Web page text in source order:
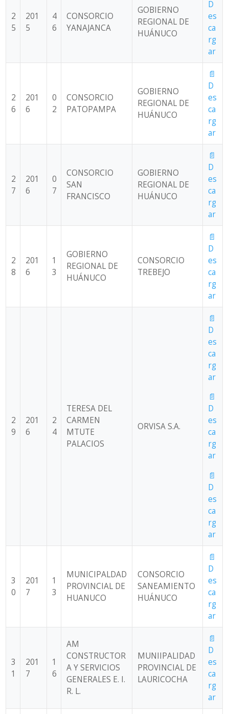
2
5
201
5
4
6
CONSORCIO
YANAJANCA
GOBIERNO
REGIONAL DE
HUÁNUCO
D
es
ca
rg
ar
2
6
201
6
0
2
CONSORCIO
PATOPAMPA
GOBIERNO
REGIONAL DE
HUÁNUCO
📄
D
es
ca
rg
ar
2
7
201
6
0
7
CONSORCIO
SAN
FRANCISCO
GOBIERNO
REGIONAL DE
HUÁNUCO
📄
D
es
ca
rg
ar
2
8
201
6
1
3
GOBIERNO
REGIONAL DE
HUÁNUCO
CONSORCIO
TREBEJO
📄
D
es
ca
rg
ar
2
9
201
6
2
4
TERESA DEL
CARMEN
MTUTE
PALACIOS
ORVISA S.A.
📄
D
es
ca
rg
ar
📄
D
es
ca
rg
ar
📄
D
es
ca
rg
ar
3
0
201
7
1
3
MUNICIPALDAD
PROVINCIAL DE
HUANUCO
CONSORCIO
SANEAMIENTO
HUÁNUCO
📄
D
es
ca
rg
ar
3
1
201
7
1
6
AM
CONSTRUCTOR
A Y SERVICIOS
GENERALES E. I.
R. L.
MUNIIPALIDAD
PROVINCIAL DE
LAURICOCHA
📄
D
es
ca
rg
ar